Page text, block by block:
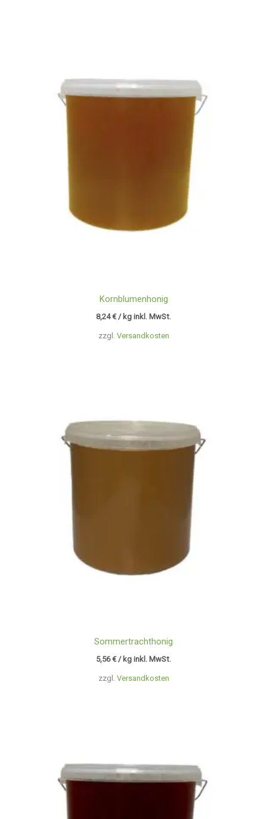
zzgl. Versandkosten
Kornblumenhonig
8,24€ / kg inkl. MwSt.
zzgl. Versandkosten
Sommertrachthonig
5,56€/ kg inkl. MwSt.